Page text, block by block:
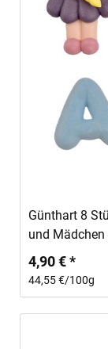
Günthart 8
und
Einschulung
4,90 € *
44,55 €/100g